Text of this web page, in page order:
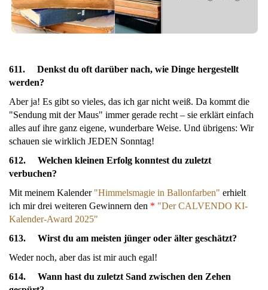
611. Denkst du oft darüber nach, wie Dinge hergestellt
werden?
Aber ja! Es gibt so vieles, das ich gar nicht weiß. Da kommt die
"Sendung mit der Maus" immer gerade recht – sie erklärt einfach
alles auf ihre ganz eigene, wunderbare Weise. Und übrigens: Wir
schauen sie wirklich JEDEN Sonntag!
612. Welchen kleinen Erfolg konntest du zuletzt
verbuchen?
Mit meinem Kalender "Himmelsmagie in Ballonfarben" erhielt
ich mir drei weiteren Gewinnern den * "Der CALVENDO KI-
Kalender-Award 2025"
613. Wirst du am meisten jünger oder älter geschätzt?
Weder noch, aber das ist mir auch egal!
614. Wann hast du zuletzt Sand zwischen den Zehen